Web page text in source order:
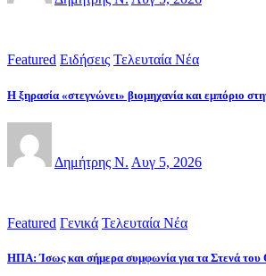
Featured Ειδήσεις Τελευταία Νέα
Η ξηρασία «στεγνώνει» βιομηχανία και εμπόριο
Δημήτρης Ν. Αυγ 5, 2026
Featured Γενικά Τελευταία Νέα
ΗΠΑ: Ίσως και σήμερα συμφωνία για τα Στενά του